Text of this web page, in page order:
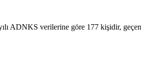
ADNKS verilerine göre 177 kişidir,